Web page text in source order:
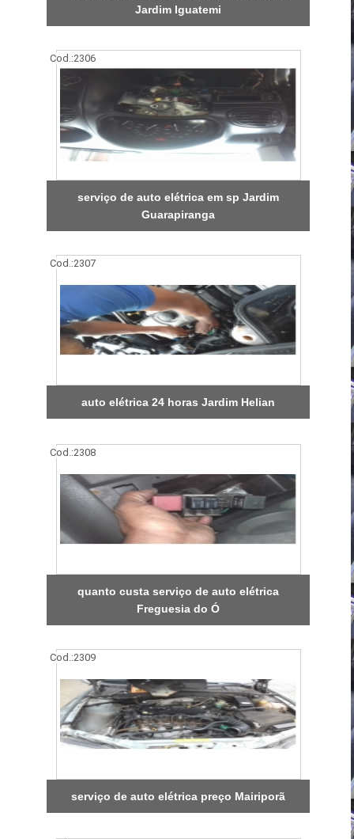
Jardim Iguatemi
Cod.:2306
serviço de auto elétrica em sp Jardim
Guarapiranga
Cod.:2307
auto elétrica 24 horas Jardim Helian
Cod.:2308
quanto custa serviço de auto elétrica
Freguesia do Ó
Cod.:2309
serviço de auto elétrica preço Mairiporã